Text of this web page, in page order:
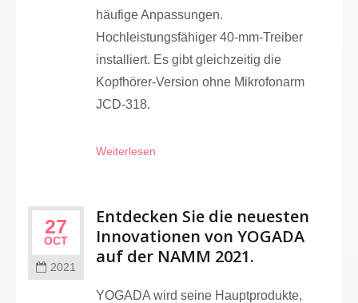
häufige Anpassungen.
Hochleistungsfähiger 40-mm-Treiber
installiert. Es gibt gleichzeitig die
Kopfhörer-Version ohne Mikrofonarm
JCD-318.
Weiterlesen
27
OCT
2021
Entdecken Sie die neuesten
Innovationen von YOGADA
auf der NAMM 2021.
YOGADA wird seine Hauptprodukte,